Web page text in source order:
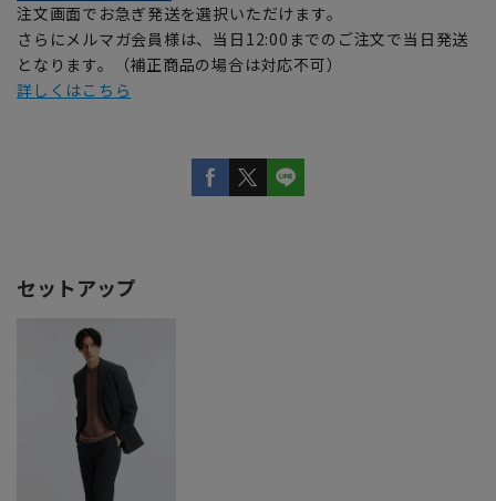
注文画面でお急ぎ発送を選択いただけます。
さらにメルマガ会員様は、当日12:00までのご注文で当日発送
となります。（補正商品の場合は対応不可）
詳しくはこちら